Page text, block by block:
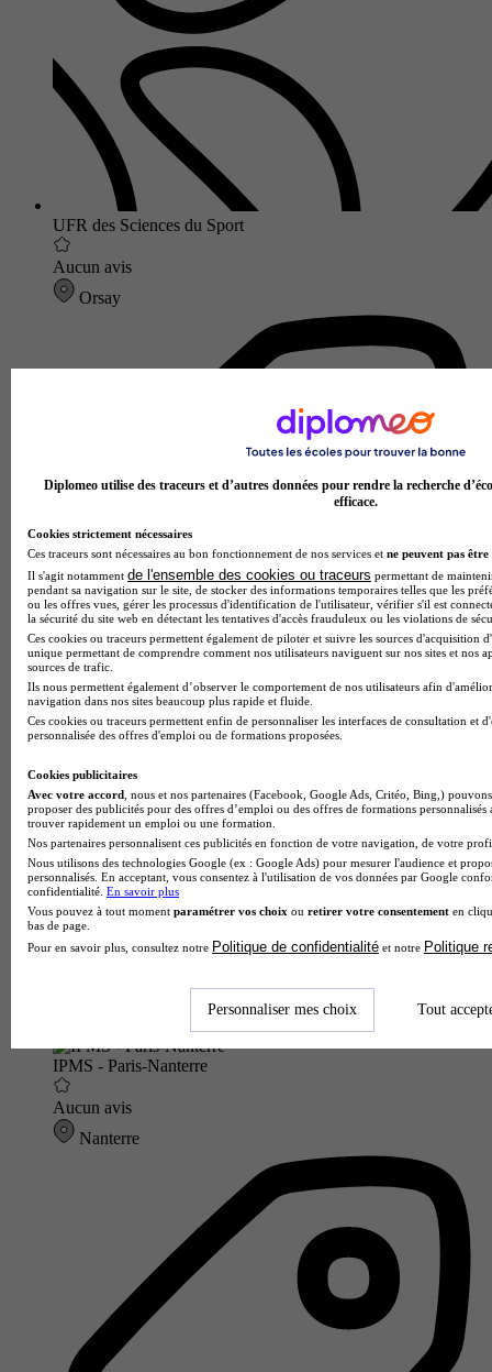
UFR des Sciences du Sport
Aucun avis
Orsay
Voir l’établissement
IPMS - Paris-Nanterre
Aucun avis
Nanterre
Diplomeo utilise des traceurs et d’autres données pour rendre la recherche
efficace.
Cookies strictement nécessaires
Ces traceurs sont nécessaires au bon fonctionnement de nos services et ne peuvent pas être
Il s'agit notamment de l'ensemble des cookies ou traceurs permettant de
pendant sa navigation sur le site, de stocker des informations temporaires telles que les
ou les offres vues, gérer les processus d'identification de l'utilisateur, vérifier s'il est
la sécurité du site web en détectant les tentatives d'accès frauduleux ou les violations de
Ces cookies ou traceurs permettent également de piloter et suivre les sources d'acquisition
unique permettant de comprendre comment nos utilisateurs naviguent sur nos sites et nos
sources de trafic.
Ils nous permettent également d’observer le comportement de nos utilisateurs afin
navigation dans nos sites beaucoup plus rapide et fluide.
Ces cookies ou traceurs permettent enfin de personnaliser les interfaces de consultation et
personnalisée des offres d'emploi ou de formations proposées.
Cookies publicitaires
Avec votre accord , nous et nos partenaires (Facebook, Google Ads, Critéo, Bing,)
proposer des publicités pour des offres d’emploi ou des offres de formations
trouver rapidement un emploi ou une formation.
Nos partenaires personnalisent ces publicités en fonction de votre navigation, de votre
Nous utilisons des technologies Google (ex : Google Ads) pour mesurer l'audience et
personnalisés. En acceptant, vous consentez à l'utilisation de vos données par Google
confidentialité. En savoir plus
Vous pouvez à tout moment paramétrer vos choix ou retirer votre consentement en
bas de page.
Pour en savoir plus, consultez notre Politique de confidentialité et notre Politique
Personnaliser mes choix Tout